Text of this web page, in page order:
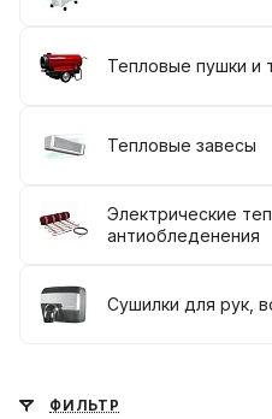
Тепловые пушки и
Тепловые завесы
Электрические
антиобледенения
Сушилки для рук,
ФИЛЬТР